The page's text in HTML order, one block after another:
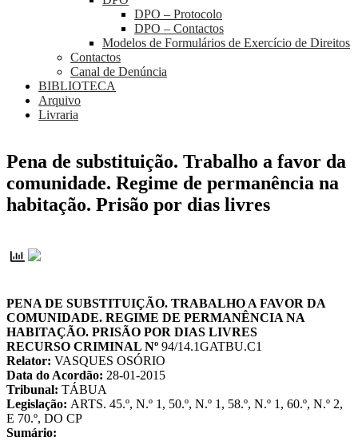
DPO – Protocolo
DPO – Contactos
Modelos de Formulários de Exercício de Direitos
Contactos
Canal de Denúncia
BIBLIOTECA
Arquivo
Livraria
Pena de substituição. Trabalho a favor da
comunidade. Regime de permanência na
habitação. Prisão por dias livres
PENA DE SUBSTITUIÇÃO. TRABALHO A FAVOR DA
COMUNIDADE. REGIME DE PERMANÊNCIA NA
HABITAÇÃO. PRISÃO POR DIAS LIVRES
RECURSO CRIMINAL Nº 94/14.1GATBU.C1
Relator: VASQUES OSÓRIO
Data do Acordão: 28-01-2015
Tribunal: TÁBUA
Legislação: ARTS. 45.º, N.º 1, 50.º, N.º 1, 58.º, N.º 1, 60.º, N.º 2,
E 70.º, DO CP
Sumário: